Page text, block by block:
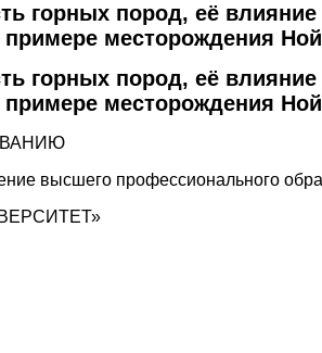
горных пород, её
месторождения
горных пород, её
месторождения
высшего профессионального